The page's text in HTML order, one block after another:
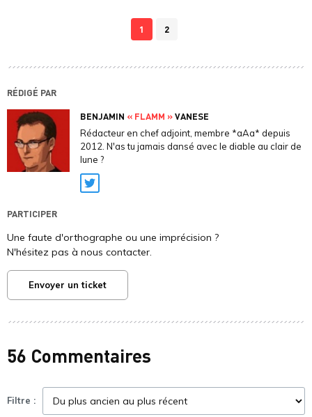
1 2
RÉDIGÉ PAR
BENJAMIN « FLAMM »VANESE
Rédacteur en chef adjoint, membre *aAa* depuis
2012. N'as tu jamais dansé avec le diable au clair de
lune ?
Twitter
PARTICIPER
Une faute d'orthographe ou une imprécision ?
N'hésitez pas à nous contacter.
Envoyer un ticket
56 Commentaires
Filtre :